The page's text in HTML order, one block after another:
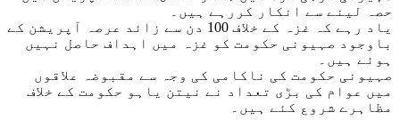
حصہ لینے سے انکار کررہے ہیں۔
یاد رہے کہ غزہ کے خلاف 100 دن سے زائد عرصہ آپریشن کے
باوجود صہیونی حکومت کو غزہ میں اہداف حاصل نہیں
ہوئے ہیں۔
صہیونی حکومت کی ناکامی کی وجہ سے مقبوضہ علاقوں
میں عوام کی بڑی تعداد نے نیتن یاہو حکومت کے خلاف
مظاہرے شروع کئے ہیں۔